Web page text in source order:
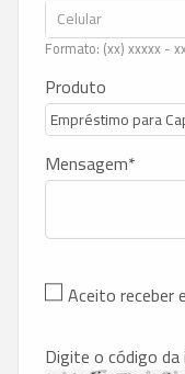
Formato: (xx) xxxxx -
Produto
Mensagem
Aceito receber
Digite o código da